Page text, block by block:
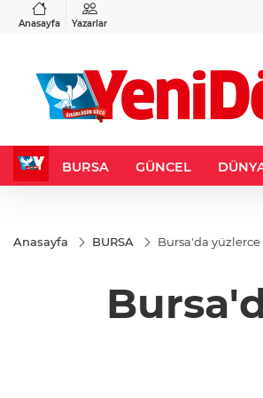
Anasayfa Yazarlar
%0,37
BURSA GÜNCEL
Anasayfa BURSA Bursa'da